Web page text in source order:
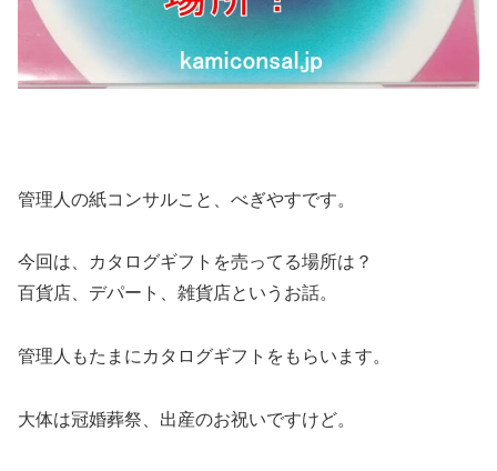
管理人の紙コンサルこと、べぎやすです。
今回は、カタログギフトを売ってる場所は？
百貨店、デパート、雑貨店というお話。
管理人もたまにカタログギフトをもらいます。
大体は冠婚葬祭、出産のお祝いですけど。